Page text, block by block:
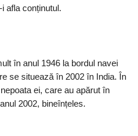
afla conținutul.
în anul 1946 la bordul navei
se situează în 2002 în India. În
ei, care au apărut în
2002, bineînțeles.